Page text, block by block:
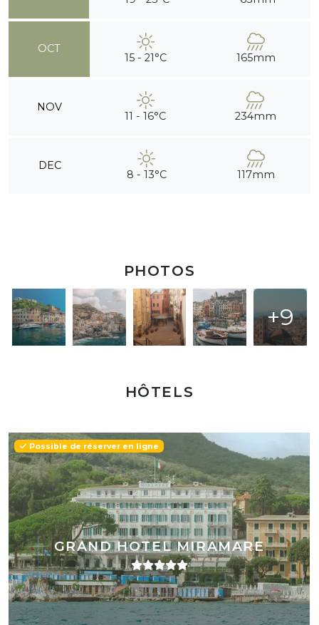
OCT
15 - 21°C 165mm
NOV
11 - 16°C 234mm
DEC
8 - 13°C 117mm
PHOTOS
+9
HÔTELS
GRAND HOTEL MIRAMARE
Possible de réserver en ligne